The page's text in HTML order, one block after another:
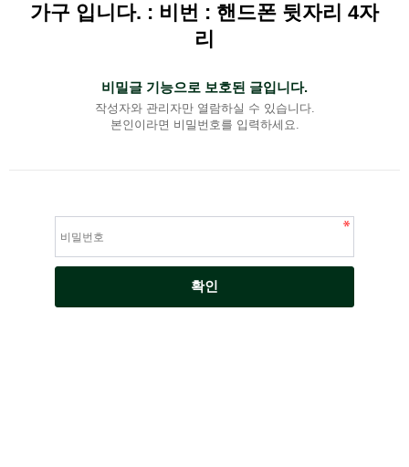
가구 입니다. : 비번 : 핸드폰 뒷자리 4자
리
비밀글 기능으로 보호된 글입니다.
작성자와 관리자만 열람하실 수 있습니다.
본인이라면 비밀번호를 입력하세요.